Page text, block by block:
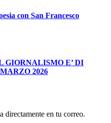
con San Francesco
GIORNALISMO E’ DI
2026
directamente en tu correo.